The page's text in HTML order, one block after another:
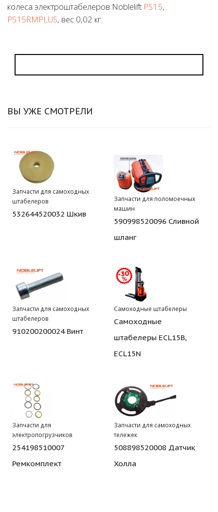
колеса электроштабелеров Noblelift PS15,
PS15RMPLUS, вес 0,02 кг.
ВЫ УЖЕ СМОТРЕЛИ
Запчасти для самоходных
штабелеров
532644520032 Шкив
Запчасти для поломоечных
машин
590998520096 Сливной
шланг
Запчасти для самоходных
штабелеров
910200200024 Винт
Самоходные штабелеры
Самоходные
штабелеры ECL15B,
ECL15N
Запчасти для
электропогрузчиков
254198510007
Ремкомплект
Запчасти для самоходных
тележек
508898520008 Датчик
Холла